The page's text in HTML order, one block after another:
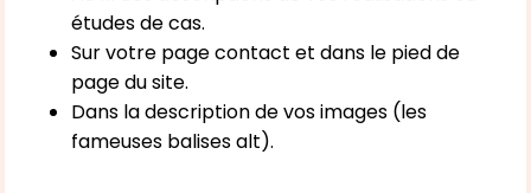
études de cas.
Sur votre page contact et dans le pied de
page du site.
Dans la description de vos images (les
fameuses balises alt).